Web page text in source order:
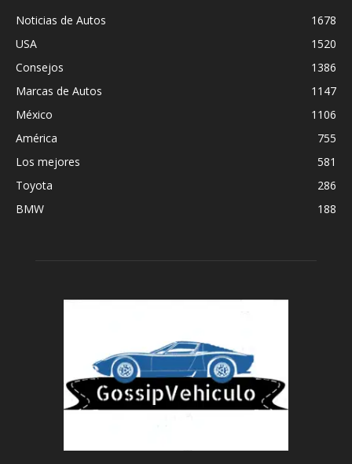
Noticias de Autos
1678
USA
1520
Consejos
1386
Marcas de Autos
1147
México
1106
América
755
Los mejores
581
Toyota
286
BMW
188